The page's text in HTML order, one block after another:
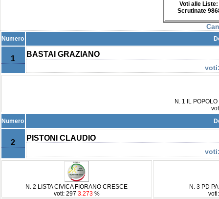
Voti alle
Scrutinate
Numero
1
BASTAI GRAZIANO
N. 1 IL
Numero
2
PISTONI CLAUDIO
N. 2 LISTA CIVICA FIORANO CRESCE
voti: 297 3.273 %
N. 3 PD